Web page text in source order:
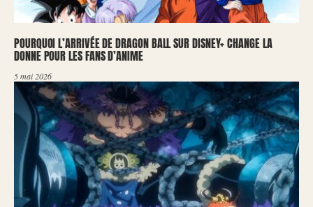
POURQUOI L’ARRIVÉE DE DRAGON BALL SUR DISNEY+ CHANGE LA
DONNE POUR LES FANS D’ANIME
5 mai 2026